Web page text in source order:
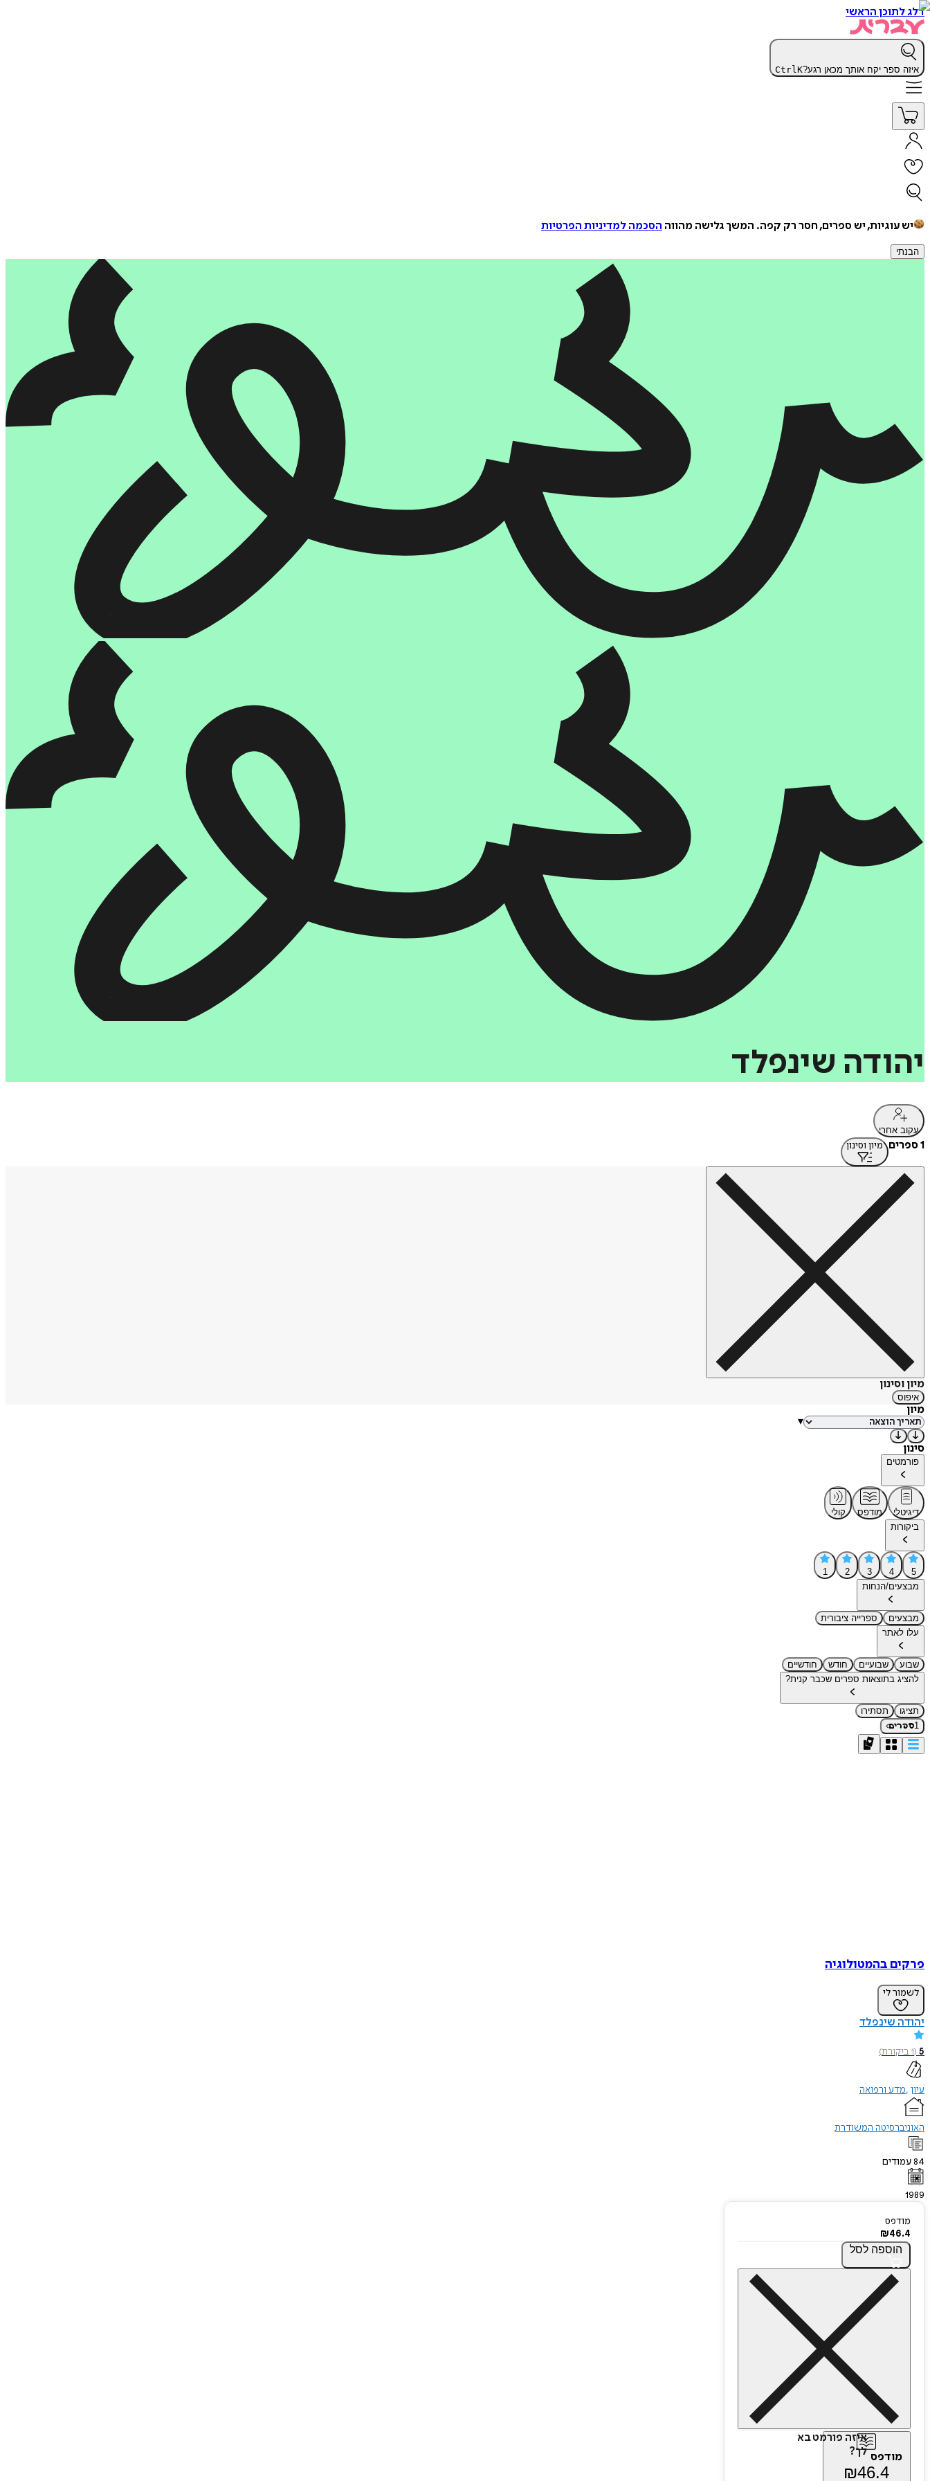
דלג לתוכן הראשי
איזה ספר יקח אותך מכאן רגע? CtrlK
יש עוגיות, יש ספרים, חסר רק קפה. המשך גלישה מהווה הסכמה למדיניות הפרטיות
הבנתי
יהודה שינפלד
עקוב אחרי
1 ספרים מיון וסינון
מיון וסינון
איפוס
מיון
▾
סינון
פורמטים
דיגיטלי מודפס
קולי
ביקורות
5
4
3
2
1
מבצעים/הנחות
מבצעים
ספרייה ציבורית
עלו לאתר
שבוע שבועיים חודש
חודשיים
להציג בתוצאות ספרים שכבר קנית?
תציגו
תסתירו
1ספרים›
פרקים בהמטולוגיה
לשמור לי
יהודה שינפלד
5
(
1ביקורת)
עיון מדע ורפואה
האוניברסיטה המשודרת
84עמודים
1989
מודפס
₪46.4
הוספה לסל
איזה פורמט בא
לך? מודפס
₪46.4